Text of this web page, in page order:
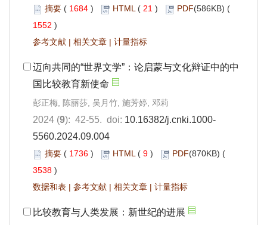
摘要 ( 1684 ) HTML( 21 ) PDF(586KB) (
1552 )
参考文献 | 相关文章 | 计量指标
迈向共同的“世界文学”：论启蒙与文化辩证中的中
国比较教育新使命
彭正梅, 陈丽莎, 吴月竹, 施芳婷, 邓莉
2024 (9): 42-55. doi: 10.16382/j.cnki.1000-
5560.2024.09.004
摘要 ( 1736 ) HTML( 9 ) PDF(870KB) (
3538 )
数据和表 | 参考文献 | 相关文章 | 计量指标
比较教育与人类发展：新世纪的进展